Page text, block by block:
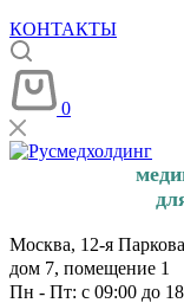
КОНТАКТЫ
0
Москва, 12-я
дом 7, помещение 1
Пн - Пт: с 09:00 до